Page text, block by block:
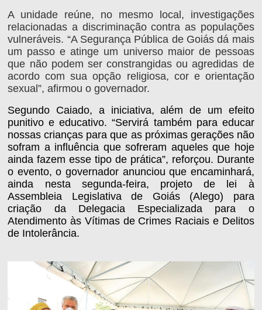
A unidade reúne, no mesmo local, investigações
relacionadas a discriminação contra as populações
vulneráveis. “A Segurança Pública de Goiás dá mais
um passo e atinge um universo maior de pessoas
que não podem ser constrangidas ou agredidas de
acordo com sua opção religiosa, cor e orientação
sexual”, afirmou o governador.
Segundo Caiado, a iniciativa, além de um efeito
punitivo e educativo. “Servirá também para educar
nossas crianças para que as próximas gerações não
sofram a influência que sofreram aqueles que hoje
ainda fazem esse tipo de prática”, reforçou. Durante
o evento, o governador anunciou que encaminhará,
ainda nesta segunda-feira, projeto de lei à
Assembleia Legislativa de Goiás (Alego) para
criação da Delegacia Especializada para o
Atendimento às Vítimas de Crimes Raciais e Delitos
de Intolerância.